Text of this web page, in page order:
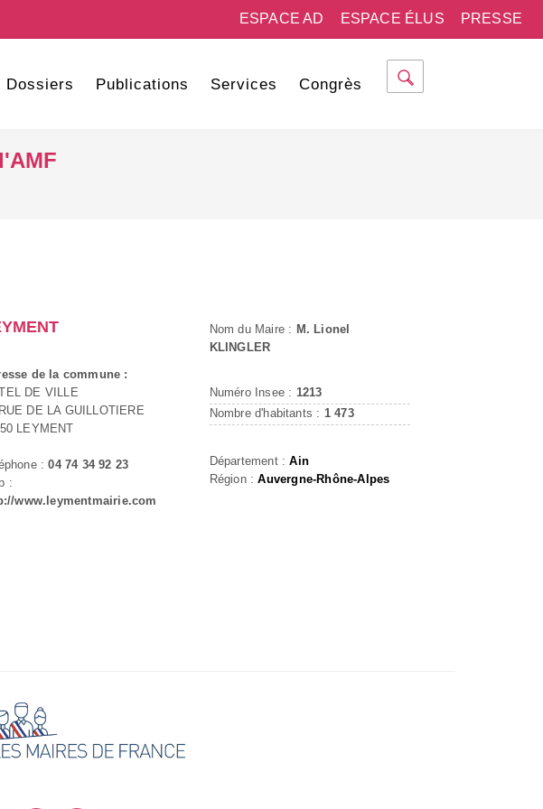
PRESSE
ESPACE ÉLUS
ESPACE AD
Dossiers Publications Services Congrès
de la commune :
DE VILLE
DE LA GUILLOTIERE
LEYMENT
:04 74 34 92 23
:
www.leymentmairie.com
Nom du Maire : M. Lionel
KLINGLER
Numéro Insee : 1213
Nombre d'habitants : 1 473
Département :Ain
Région :Auvergne-Rhône-Alpes